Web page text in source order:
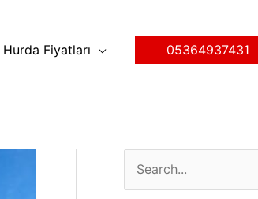
Hurda Fiyatları 05364937431
a